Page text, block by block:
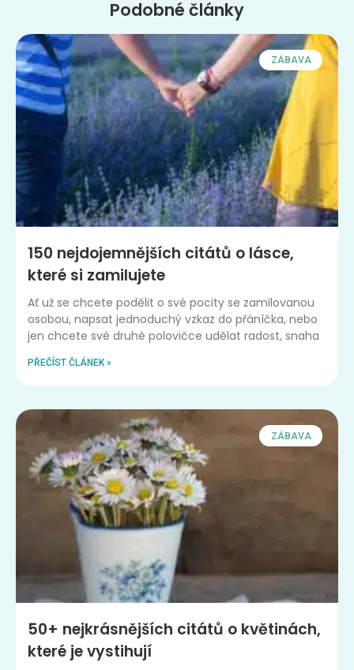
Podobné články
ZÁBAVA
150 nejdojemnějších citátů o lásce,
které si zamilujete
Ať už se chcete podělit o své pocity se zamilovanou
osobou, napsat jednoduchý vzkaz do přáníčka, nebo
jen chcete své druhé polovičce udělat radost, snaha
PŘEČÍST ČLÁNEK »
ZÁBAVA
50+ nejkrásnějších citátů o květinách,
které je vystihují